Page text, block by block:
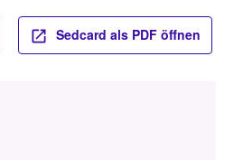
Sedcard als PDF öffnen